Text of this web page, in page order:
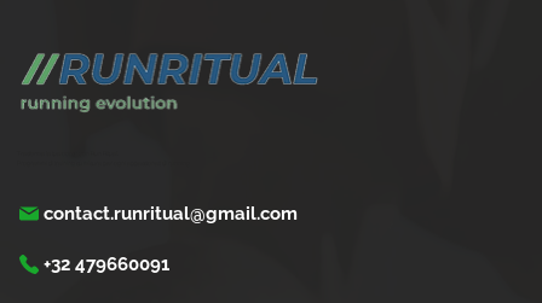
contact.runritual@gmail.com
+32 479660091